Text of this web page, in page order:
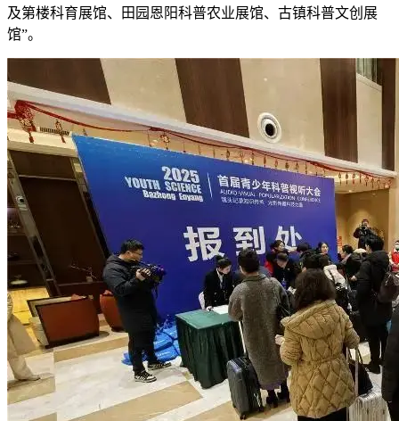
及第楼科育展馆、田园恩阳科普农业展馆、古镇科普文创展
馆”。